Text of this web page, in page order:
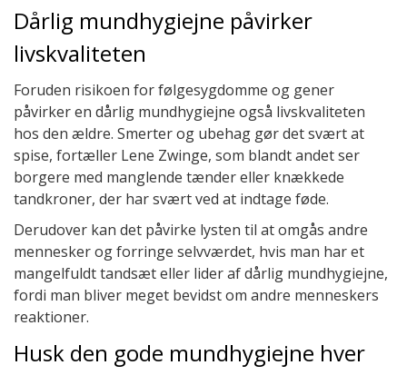
Dårlig mundhygiejne påvirker
livskvaliteten
Foruden risikoen for følgesygdomme og gener
påvirker en dårlig mundhygiejne også livskvaliteten
hos den ældre. Smerter og ubehag gør det svært at
spise, fortæller Lene Zwinge, som blandt andet ser
borgere med manglende tænder eller knækkede
tandkroner, der har svært ved at indtage føde.
Derudover kan det påvirke lysten til at omgås andre
mennesker og forringe selvværdet, hvis man har et
mangelfuldt tandsæt eller lider af dårlig mundhygiejne,
fordi man bliver meget bevidst om andre menneskers
reaktioner.
Husk den gode mundhygiejne hver